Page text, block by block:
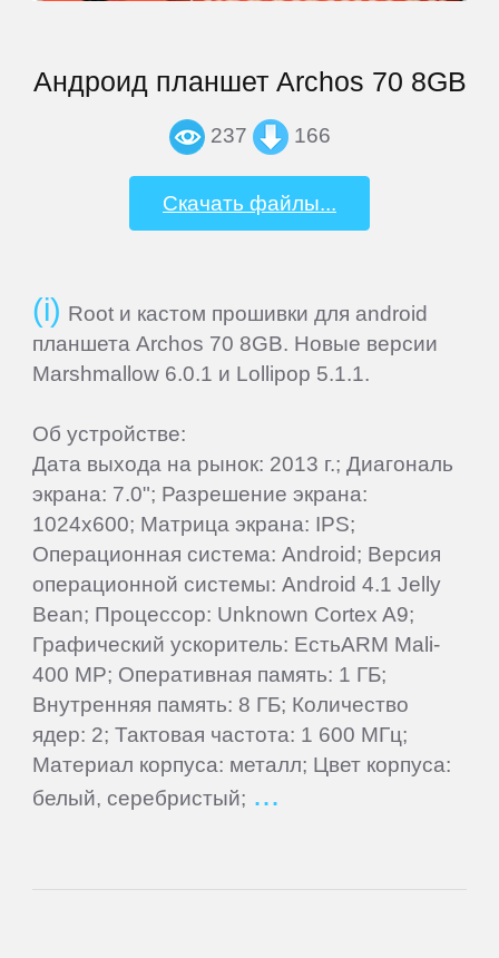
Андроид планшет Archos 70 8GB
237 166
Скачать файлы...
Root и кастом прошивки для android
планшета Archos 70 8GB. Новые версии
Marshmallow 6.0.1 и Lollipop 5.1.1.
Об устройстве:
Дата выхода на рынок: 2013 г.; Диагональ
экрана: 7.0"; Разрешение экрана:
1024x600; Матрица экрана: IPS;
Операционная система: Android; Версия
операционной системы: Android 4.1 Jelly
Bean; Процессор: Unknown Cortex A9;
Графический ускоритель: ЕстьARM Mali-
400 MP; Оперативная память: 1 ГБ;
Внутренняя память: 8 ГБ; Количество
ядер: 2; Тактовая частота: 1 600 МГц;
Материал корпуса: металл; Цвет корпуса:
белый, серебристый;
Treelogic
Wexler
Xiaomi
Yarvik
ZTE
СМАРТФОНЫ
Acer
Alcatel
Archos